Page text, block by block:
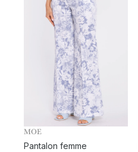
MOE
Pantalon femme